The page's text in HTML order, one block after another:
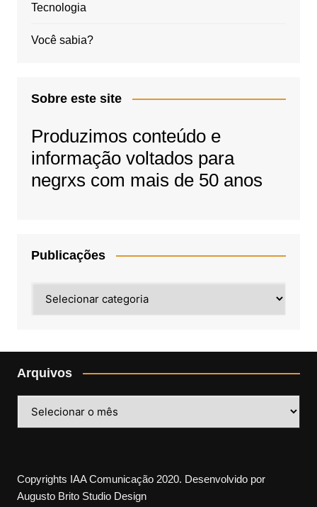
Tecnologia
Você sabia?
Sobre este site
Produzimos conteúdo e
informação voltados para
negrxs com mais de 50 anos
Publicações
Arquivos
Copyrights IAA Comunicação 2020. Desenvolvido por
Augusto Brito Studio Design